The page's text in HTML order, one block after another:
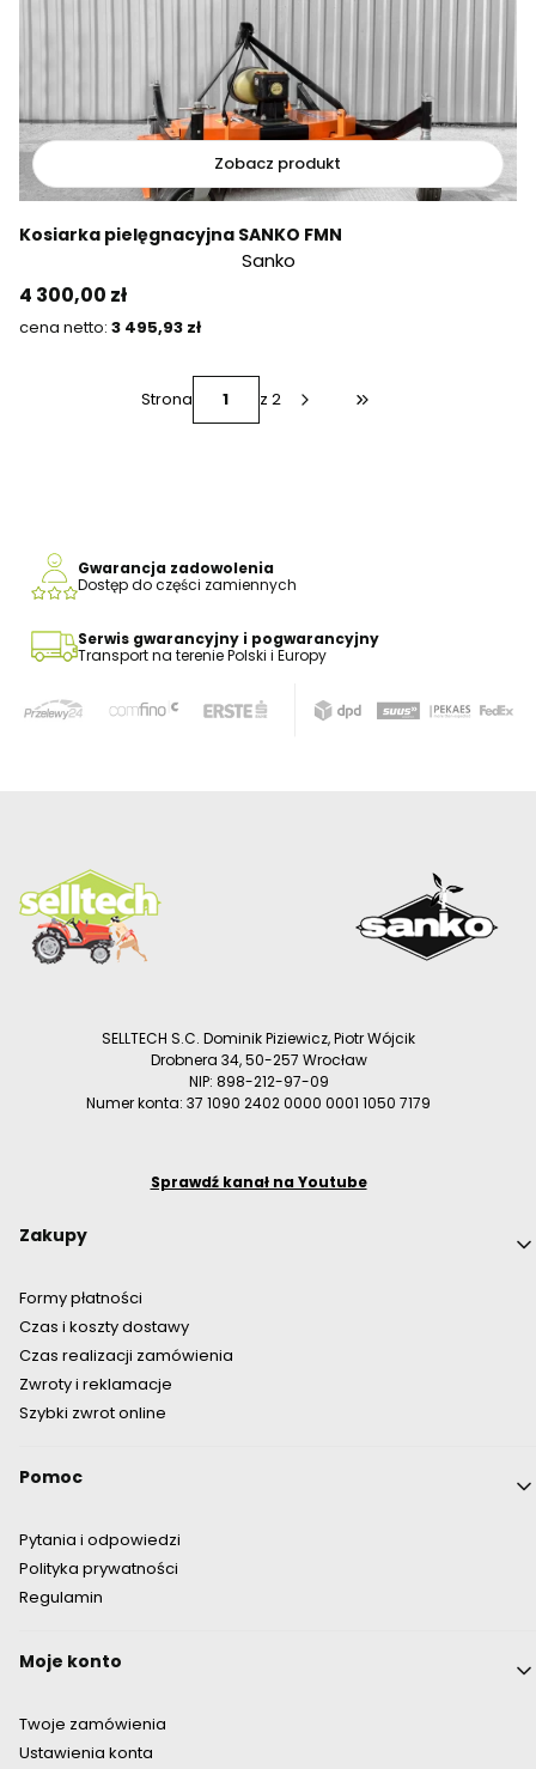
Zobacz produkt
Kosiarka pielęgnacyjna SANKO FMN
Sanko
Cena
4 300,00 zł
Cena
3 495,93 zł
Strona z 2 Przejdź do ostatniej
Gwarancja zadowolenia
Dostęp do części zamiennych
Serwis gwarancyjny i pogwarancyjny
Transport na terenie Polski i Europy
SELLTECH S.C. Dominik Piziewicz, Piotr Wójcik
Drobnera 34, 50-257 Wrocław
NIP: 898-212-97-09
Numer konta: 37 1090 2402 0000 0001 1050 7179
Sprawdź kanał na Youtube
Linki w stopce
Zakupy
Formy płatności
Czas i koszty dostawy
Czas realizacji zamówienia
Zwroty i reklamacje
Szybki zwrot online
Pomoc
Pytania i odpowiedzi
Polityka prywatności
Regulamin
Moje konto
Twoje zamówienia
Ustawienia konta